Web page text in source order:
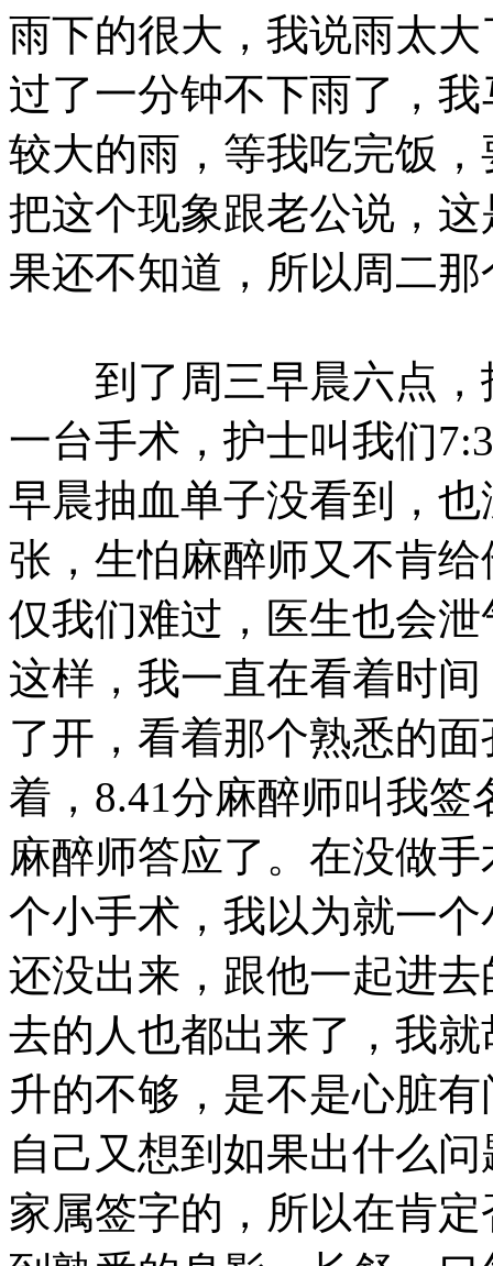
雨下的很大，我说雨太
过了一分钟不下雨了，
较大的雨，等我吃完饭
把这个现象跟老公说，
果还不知道，所以周二
到了周三早晨六点，
一台手术，护士叫我们
早晨抽血单子没看到，
张，生怕麻醉师又不肯
仅我们难过，医生也会
这样，我一直在看着时
了开，看着那个熟悉的
着，8.41分麻醉师叫我
麻醉师答应了。在没做
个小手术，我以为就一
还没出来，跟他一起进
去的人也都出来了，我
升的不够，是不是心脏
自己又想到如果出什么
家属签字的，所以在肯